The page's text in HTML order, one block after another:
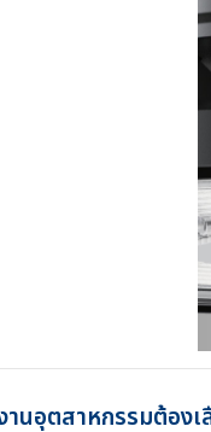
านอุตสาหกรรมต้อง